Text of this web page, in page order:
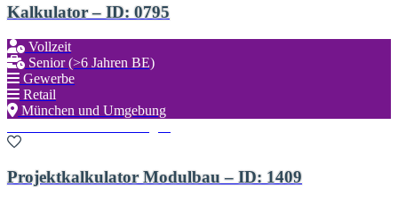
Kalkulator – ID: 0795
Vollzeit
Senior (>6 Jahren BE)
Gewerbe
Retail
München und Umgebung
Projektkalkulator Modulbau – ID: 1409